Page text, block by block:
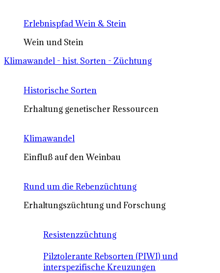
Erlebnispfad Wein & Stein
Wein und Stein
Klimawandel - hist. Sorten - Züchtung
Historische Sorten
Erhaltung genetischer Ressourcen
Klimawandel
Einfluß auf den Weinbau
Rund um die Rebenzüchtung
Erhaltungszüchtung und Forschung
Resistenzzüchtung
Pilztolerante Rebsorten (PIWI) und
interspezifische Kreuzungen